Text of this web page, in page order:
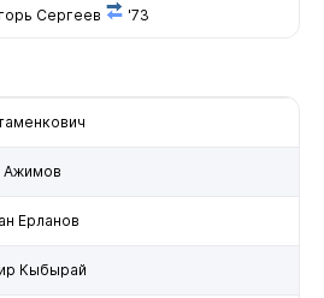
Сергеев '73
Ажимов
Ерланов
Кыбырай